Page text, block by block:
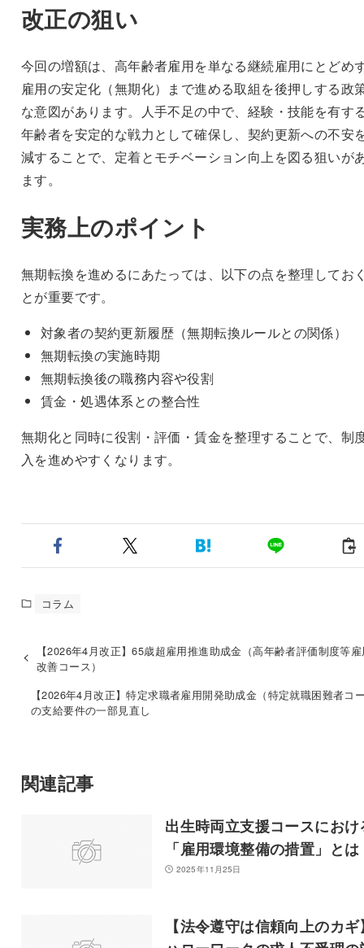
改正の狙い
今回の増額は、高年齢者雇用を単なる継続雇用にとどめ
雇用の安定化（無期化）まで進める取組を後押しする政
な意図があります。人手不足の中で、経験・技能を有す
年齢者を安定的な戦力として確保し、契約更新への不安
減することで、定着とモチベーション向上を図る狙いが
ます。
実務上のポイント
無期転換を進めるにあたっては、以下の点を整理してお
とが重要です。
対象者の契約更新履歴（無期転換ルールとの関係）
無期転換の実施時期
無期転換後の職務内容や役割
賃金・処遇体系との整合性
無期化と同時に役割・評価・賃金を整理することで、制
入を進めやすくなります。
コラム
【2026年4月改正】65歳超雇用推進助成金（高年齢者評価制度等
改善コース）
【2026年4月改正】特定求職者雇用開発助成金（特定就職困難者コ
の支給要件の一部見直し
関連記事
出生時両立支援コースにおけ
「雇用環境整備の措置」とは
2025年11月25日
【法令遵守は信頼向上のカギ